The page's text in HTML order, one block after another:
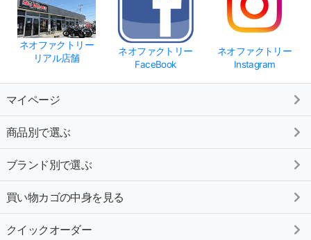
ネオファクトリー
リアル店舗
ネオファクトリー
FaceBook
ネオファクトリー
Instagram
マイページ
商品別で選ぶ
ブランド別で選ぶ
買い物カゴの中身を見る
クイックオーダー